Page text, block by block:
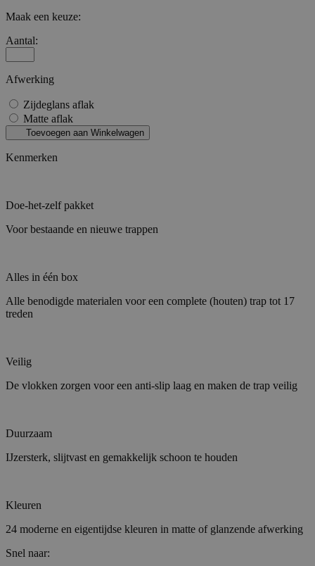
Maak een keuze:
Aantal:
Afwerking
Zijdeglans aflak
Matte aflak
Toevoegen aan Winkelwagen
Kenmerken
Doe-het-zelf pakket
Voor bestaande en nieuwe trappen
Alles in één box
Alle benodigde materialen voor een complete (houten) trap tot 17
treden
Veilig
De vlokken zorgen voor een anti-slip laag en maken de trap veilig
Duurzaam
IJzersterk, slijtvast en gemakkelijk schoon te houden
Kleuren
24 moderne en eigentijdse kleuren in matte of glanzende afwerking
Snel naar: